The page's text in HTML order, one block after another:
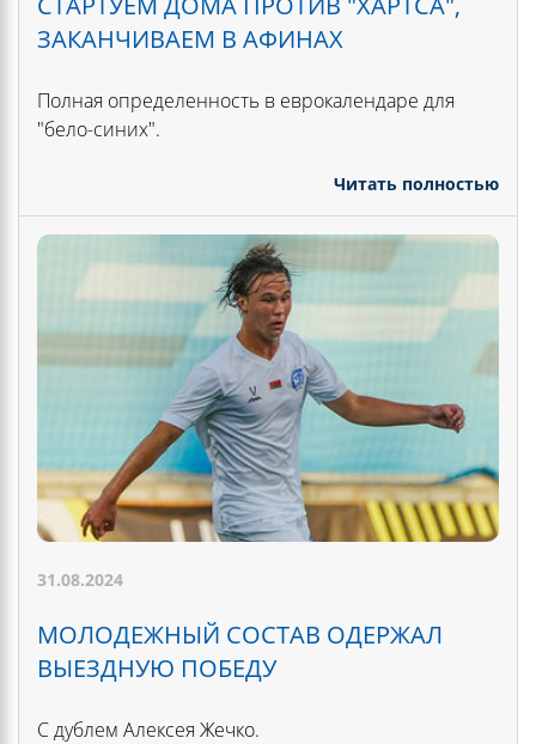
ЗАКАНЧИВАЕМ В АФИНАХ
Полная определенность в еврокалендаре для
"бело-синих".
Читать полностью
31.08.2024
МОЛОДЕЖНЫЙ СОСТАВ ОДЕРЖАЛ
ВЫЕЗДНУЮ ПОБЕДУ
С дублем Алексея Жечко.